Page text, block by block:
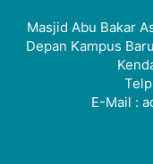
Masjid Abu Bakar
Depan Kampus
E-Mail :